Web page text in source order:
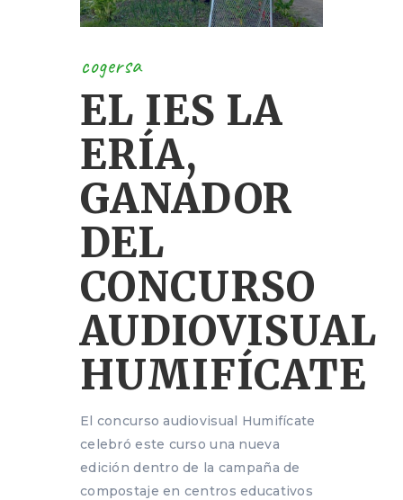
cogersa
EL IES LA
ERÍA,
GANADOR
DEL
CONCURSO
AUDIOVISUAL
HUMIFÍCATE
El concurso audiovisual Humifícate
celebró este curso una nueva
edición dentro de la campaña de
compostaje en centros educativos